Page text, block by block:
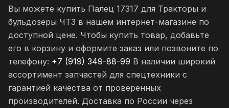
Вы можете купить Палец 17317 для Тракторы и
бульдозеры ЧТЗ в нашем интернет-магазине по
доступной цене. Чтобы купить товар, добавьте
его в корзину и оформите заказ или позвоните по
телефону: +7 (919) 349-88-99 В наличии широкий
ассортимент запчастей для спецтехники с
гарантией качества от проверенных
производителей. Доставка по России через